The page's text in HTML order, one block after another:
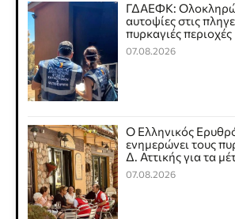
ΓΔΑΕΦΚ:
αυτοψίες στις
πυρκαγιές περιοχές
07.08.2026
Ο Ελληνικός
ενημερώνει τους
Δ. Αττικής για τα
07.08.2026